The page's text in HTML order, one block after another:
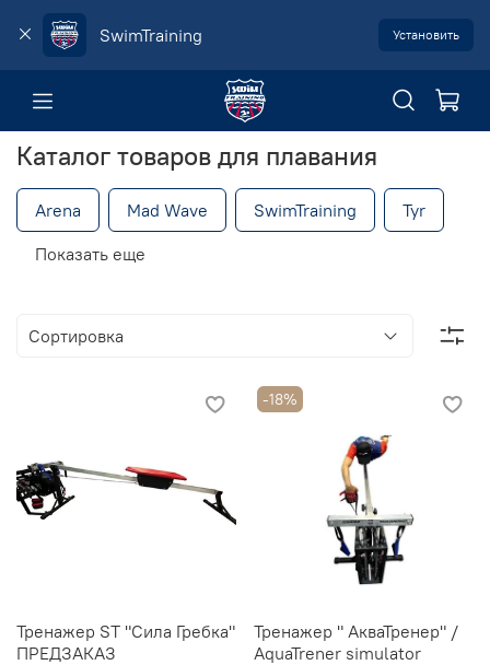
SwimTraining Установить
Каталог товаров для плавания
Arena Mad Wave SwimTraining
Tyr
Показать еще
Тренажер ST "Сила Гребка"
ПРЕДЗАКАЗ
-18%
Тренажер " АкваТренер" /
AquaTrener simulator